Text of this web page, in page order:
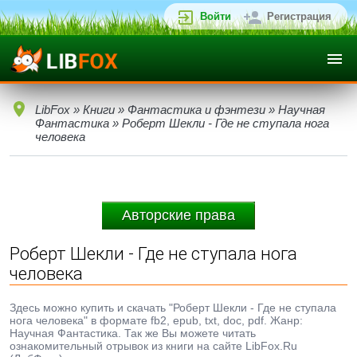
Войти Регистрация
LibFox » Книги » Фантастика и фэнтези » Научная
Фантастика » Роберт Шекли - Где не ступала нога
человека
Авторские права
Роберт Шекли - Где не ступала нога
человека
Здесь можно купить и скачать "Роберт Шекли - Где не ступала
нога человека" в формате fb2, epub, txt, doc, pdf. Жанр:
Научная Фантастика. Так же Вы можете читать
ознакомительный отрывок из книги на сайте LibFox.Ru